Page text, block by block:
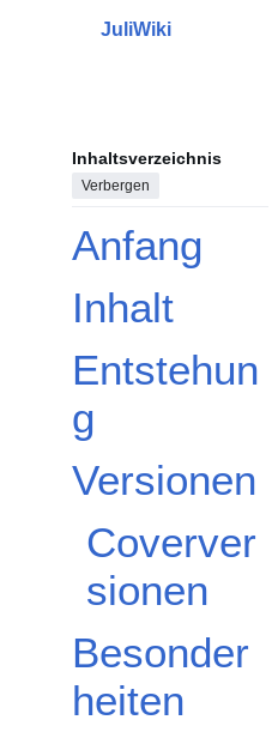
Hauptmenü
JuliWiki
Inhaltsverzeichnis
Verbergen
Anfang
Inhalt
Entstehun
g
Versionen
Unterabschnitt Versionen umschalten
Coverver
sionen
Besonder
heiten